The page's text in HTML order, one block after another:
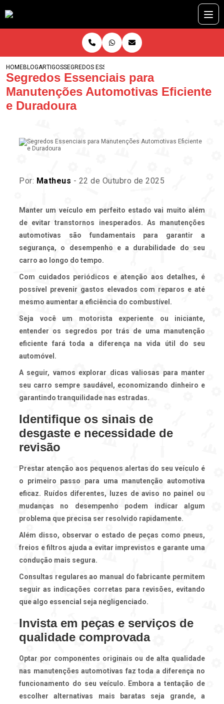
HOMEBLOGARTIGOSSEGREDOS ESSENCIAIS PARA MANUTENÇÕES
Segredos Essenciais para
Manutenções Automotivas Eficiente
e Duradoura
Por: Matheus - 22 de Outubro de 2025
Manter um veículo em perfeito estado vai muito além
de evitar transtornos inesperados. As manutenções
automotivas são fundamentais para garantir a
segurança, o desempenho e a durabilidade do seu
carro ao longo do tempo.
Com cuidados periódicos e atenção aos detalhes, é
possível prevenir gastos elevados com reparos e até
mesmo aumentar a eficiência do combustível.
Seja você um motorista experiente ou iniciante,
entender os segredos por trás de uma manutenção
eficiente fará toda a diferença na vida útil do seu
automóvel.
A seguir, vamos explorar dicas valiosas para manter
seu carro sempre saudável, economizando dinheiro e
garantindo tranquilidade nas estradas.
Identifique os sinais de
desgaste e necessidade de
revisão
Prestar atenção aos pequenos alertas do seu veículo é
o primeiro passo para uma manutenção automotiva
eficaz. Ruídos diferentes, luzes de aviso no painel ou
mudanças no desempenho podem indicar algum
problema que precisa ser resolvido rapidamente.
Além disso, observar o estado de peças como pneus,
freios e filtros ajuda a evitar imprevistos e garante uma
condução mais segura.
Consultas regulares ao manual do fabricante permitem
seguir as indicações corretas para revisões, evitando
que algo essencial seja negligenciado.
Invista em peças e serviços de
qualidade comprovada
Optar por componentes originais ou de alta qualidade
nas manutenções automotivas faz toda a diferença no
funcionamento do seu veículo. Embora a tentação de
escolher alternativas mais baratas seja grande, a